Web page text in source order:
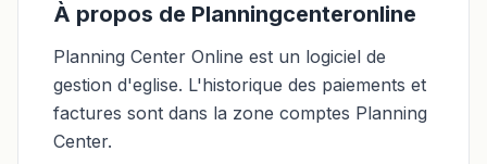
À propos de Planningcenteronline
Planning Center Online est un logiciel de
gestion d'eglise. L'historique des paiements et
factures sont dans la zone comptes Planning
Center.